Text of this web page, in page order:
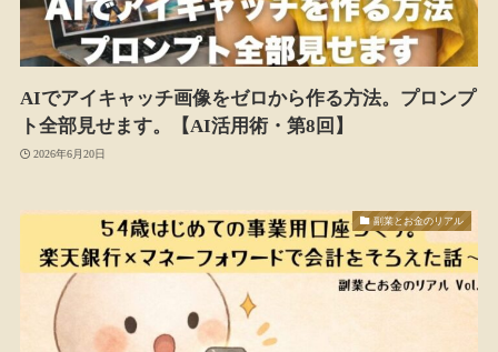
AIでアイキャッチ画像をゼロから作る方法。プロンプ
ト全部見せます。【AI活用術・第8回】
2026年6月20日
副業とお金のリアル